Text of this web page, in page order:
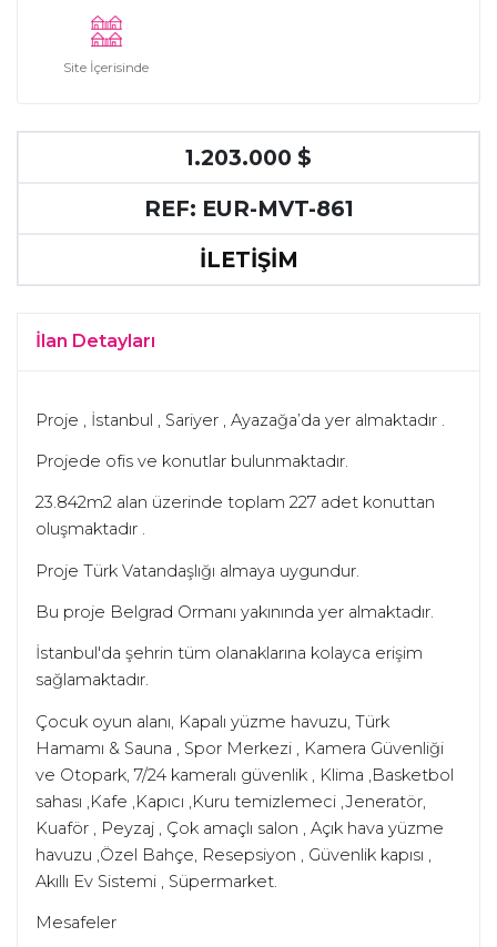
Site İçerisinde
1.203.000 $
REF: EUR-MVT-861
İLETİŞİM
İlan Detayları
Proje , İstanbul , Sariyer , Ayazağa’da yer almaktadır .
Projede ofis ve konutlar bulunmaktadır.
23.842m2 alan üzerinde toplam 227 adet konuttan
oluşmaktadır .
Proje Türk Vatandaşlığı almaya uygundur.
Bu proje Belgrad Ormanı yakınında yer almaktadır.
İstanbul'da şehrin tüm olanaklarına kolayca erişim
sağlamaktadır.
Çocuk oyun alanı, Kapalı yüzme havuzu, Türk
Hamamı & Sauna , Spor Merkezi , Kamera Güvenliği
ve Otopark, 7/24 kameralı güvenlik , Klima ,Basketbol
sahası ,Kafe ,Kapıcı ,Kuru temizlemeci ,Jeneratör,
Kuaför , Peyzaj , Çok amaçlı salon , Açık hava yüzme
havuzu ,Özel Bahçe, Resepsiyon , Güvenlik kapısı ,
Akıllı Ev Sistemi , Süpermarket.
Mesafeler